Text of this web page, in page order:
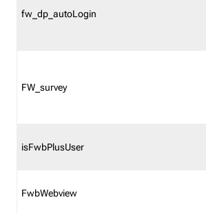
fw_dp_autoLogin
FW_survey
isFwbPlusUser
FwbWebview